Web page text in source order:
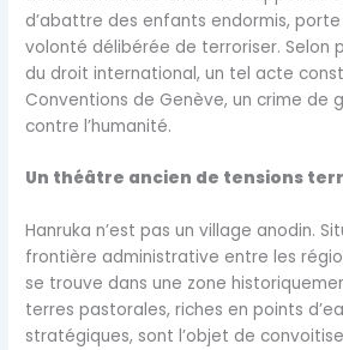
d’abattre des enfants endormis, porte
volonté délibérée de terroriser. Selon
du droit international, un tel acte
Conventions de Genève, un crime de
contre l’humanité.
Un théâtre ancien de tensions
Hanruka n’est pas un village anodin.
frontière administrative entre les
se trouve dans une zone
terres pastorales, riches en points
stratégiques, sont l’objet de